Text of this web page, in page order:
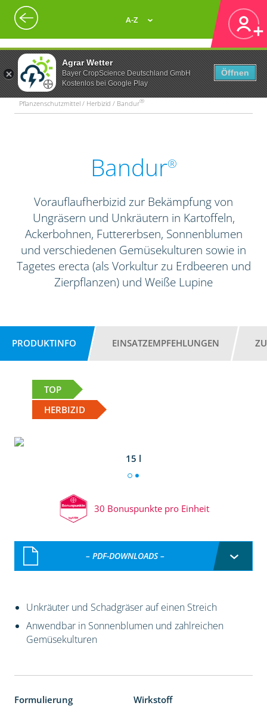
Agrar Wetter
Bayer CropScience Deutschland GmbH
Kostenlos bei Google Play
Öffnen
A-Z
Pflanzenschutzmittel / Herbizid / Bandur®
Bandur®
Vorauflaufherbizid zur Bekämpfung von
Ungräsern und Unkräutern in Kartoffeln,
Ackerbohnen, Futtererbsen, Sonnenblumen
und verschiedenen Gemüsekulturen sowie in
Tagetes erecta (als Vorkultur zu Erdbeeren und
Zierpflanzen) und Weiße Lupine
PRODUKTINFO EINSATZEMPFEHLUNGEN
TOP
HERBIZID
15 l
30 Bonuspunkte pro Einheit
– PDF-DOWNLOADS –
Unkräuter und Schadgräser auf einen Streich
Anwendbar in Sonnenblumen und zahlreichen
Gemüsekulturen
Formulierung Wirkstoff